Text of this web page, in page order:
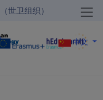
世卫组织）
中文